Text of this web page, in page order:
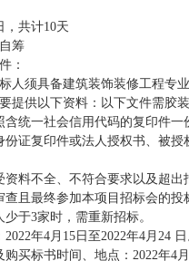
，共计10天
筹
：
人须具备建筑装饰装修工程专
提供以下资料：以下文件需胶装
含统一社会信用代码的复印件一
份证复印件或法人授权书、被
资料不全、不符合要求以及超出
查且最终参加本项目招标会的
于3家时，需重新招标。
年4月15日至2022年4月24 日
购买标书时间、地点：2022年4